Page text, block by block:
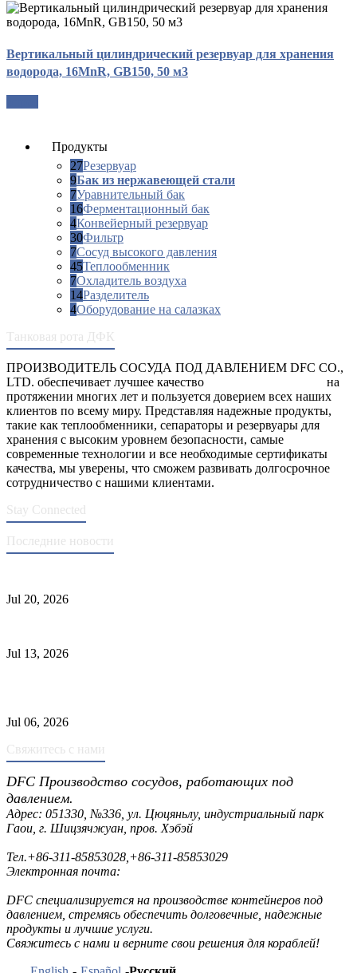
Вертикальный цилиндрический резервуар для хранения
водорода, 16MnR, GB150, 50 м3
Продукты
27Резервуар
9Бак из нержавеющей стали
7Уравнительный бак
16Ферментационный бак
4Конвейерный резервуар
30Фильтр
7Сосуд высокого давления
45Теплообменник
7Охладитель воздуха
14Разделитель
4Оборудование на салазках
Танковая рота ДФК
ПРОИЗВОДИТЕЛЬ СОСУДА ПОД ДАВЛЕНИЕМ DFC CO.,
LTD. обеспечивает лучшее качество
на
протяжении многих лет и пользуется доверием всех наших
клиентов по всему миру. Представляя надежные продукты,
такие как теплообменники, сепараторы и резервуары для
хранения с высоким уровнем безопасности, самые
современные технологии и все необходимые сертификаты
качества, мы уверены, что сможем развивать долгосрочное
сотрудничество с нашими клиентами.
Stay Connected
Последние новости
Jul 20, 2026
Jul 13, 2026
Jul 06, 2026
Свяжитесь с нами
DFC Производство сосудов, работающих под
давлением.
Адрес: 051330, №336, ул. Цюцяньлу, индустриальный парк
Гаои, г. Шицзячжуан, пров. Хэбэй
Тел.+86-311-85853028 +86-311-85853029
Электронная почта:
DFC специализируется на производстве контейнеров под
давлением, стремясь обеспечить долговечные, надежные
продукты и лучшие услуги.
Свяжитесь с нами и верните свои решения для кораблей!